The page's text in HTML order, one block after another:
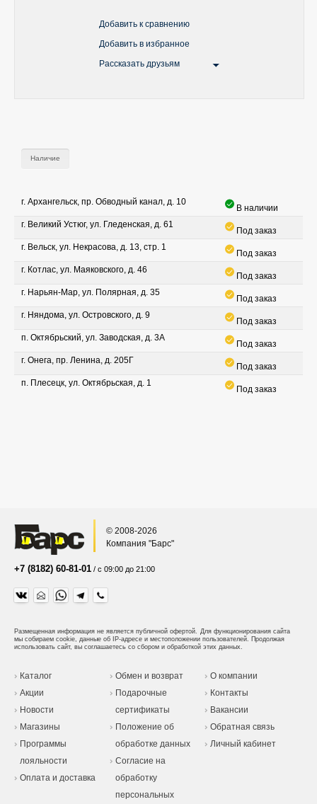
Добавить к сравнению
Добавить в избранное
Рассказать друзьям
Наличие
г. Архангельск, пр. Обводный канал, д. 10
В наличии
г. Великий Устюг, ул. Гледенская, д. 61
Под заказ
г. Вельск, ул. Некрасова, д. 13, стр. 1
Под заказ
г. Котлас, ул. Маяковского, д. 46
Под заказ
г. Нарьян-Мар, ул. Полярная, д. 35
Под заказ
г. Няндома, ул. Островского, д. 9
Под заказ
п. Октябрьский, ул. Заводская, д. 3А
Под заказ
г. Онега, пр. Ленина, д. 205Г
Под заказ
п. Плесецк, ул. Октябрьская, д. 1
Под заказ
© 2008-2026
Компания "Барс"
+7 (8182) 60-81-01 / с 09:00 до 21:00
Размещенная информация не является публичной офертой. Для функционирования сайта
мы собираем cookie, данные об IP-адресе и местоположении пользователей. Продолжая
использовать сайт, вы соглашаетесь со сбором и обработкой этих данных.
Каталог
Акции
Новости
Магазины
Программы
лояльности
Оплата и доставка
Обмен и возврат
Подарочные
сертификаты
Положение об
обработке данных
Согласие на
обработку
персональных
О компании
Контакты
Вакансии
Обратная связь
Личный кабинет